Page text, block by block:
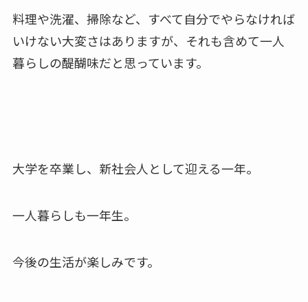
料理や洗濯、掃除など、すべて自分でやらなければ
いけない大変さはありますが、それも含めて一人
暮らしの醍醐味だと思っています。
大学を卒業し、新社会人として迎える一年。
一人暮らしも一年生。
今後の生活が楽しみです。